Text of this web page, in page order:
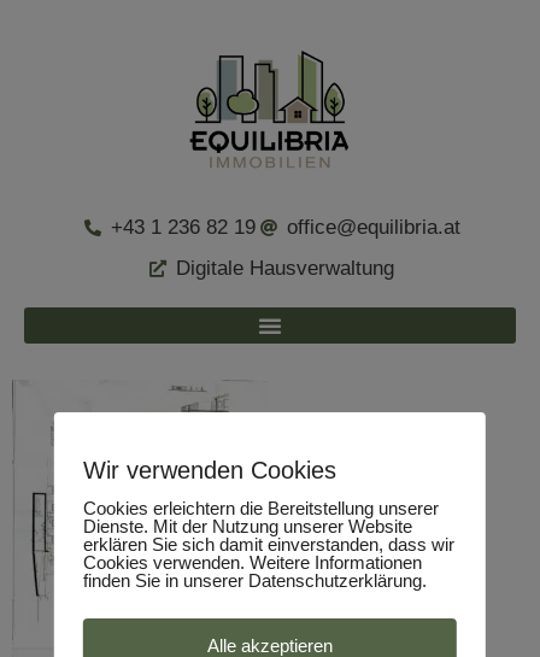
+43 1 236 82 19
office@equilibria.at
Digitale Hausverwaltung
Wir verwenden Cookies
Cookies erleichtern die Bereitstellung unserer
Dienste. Mit der Nutzung unserer Website
erklären Sie sich damit einverstanden, dass wir
Cookies verwenden. Weitere Informationen
finden Sie in unserer Datenschutzerklärung.
Alle akzeptieren